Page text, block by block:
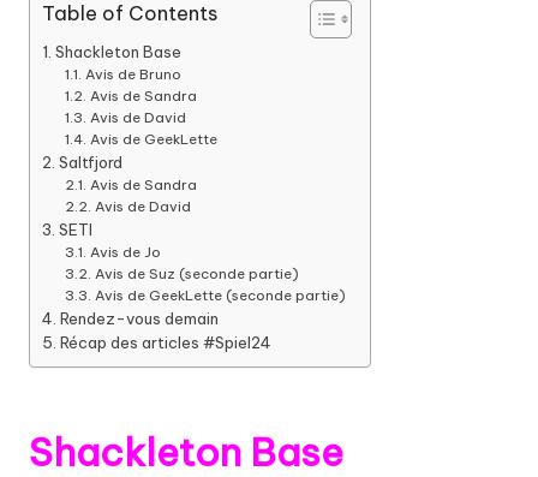
Table of Contents
Shackleton Base
Avis de Bruno
Avis de Sandra
Avis de David
Avis de GeekLette
Saltfjord
Avis de Sandra
Avis de David
SETI
Avis de Jo
Avis de Suz (seconde partie)
Avis de GeekLette (seconde partie)
Rendez-vous demain
Récap des articles #Spiel24
Shackleton Base